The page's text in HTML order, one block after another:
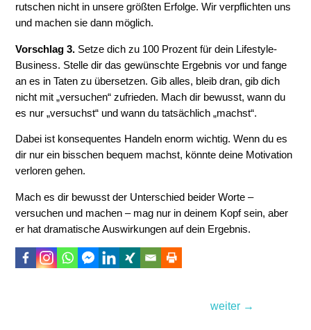
rutschen nicht in unsere größten Erfolge. Wir verpflichten uns
und machen sie dann möglich.
Vorschlag 3. Setze dich zu 100 Prozent für dein Lifestyle-
Business. Stelle dir das gewünschte Ergebnis vor und fange
an es in Taten zu übersetzen. Gib alles, bleib dran, gib dich
nicht mit „versuchen“ zufrieden. Mach dir bewusst, wann du
es nur „versuchst“ und wann du tatsächlich „machst“.
Dabei ist konsequentes Handeln enorm wichtig. Wenn du es
dir nur ein bisschen bequem machst, könnte deine Motivation
verloren gehen.
Mach es dir bewusst der Unterschied beider Worte –
versuchen und machen – mag nur in deinem Kopf sein, aber
er hat dramatische Auswirkungen auf dein Ergebnis.
weiter →